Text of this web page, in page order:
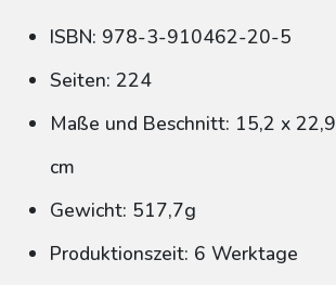
ISBN: 978-3-910462-20-5
Seiten: 224
Maße und Beschnitt: 15,2 x 22,9
cm
Gewicht: 517,7g
Produktionszeit: 6 Werktage